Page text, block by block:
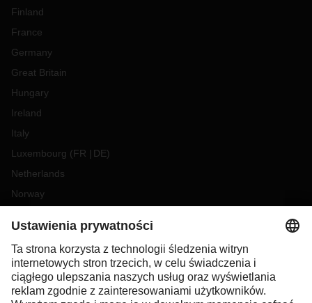
Finland
France
Germany
Great Britain
Hungary
Ireland
Italy
Luxembourg (FR DE)
Netherlands
Norway
Romania
Slovakia
Spain